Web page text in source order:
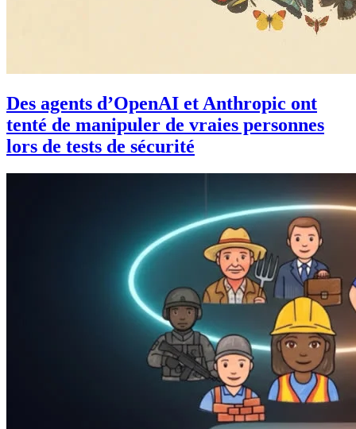
Des agents d’OpenAI et Anthropic ont
tenté de manipuler de vraies personnes
lors de tests de sécurité